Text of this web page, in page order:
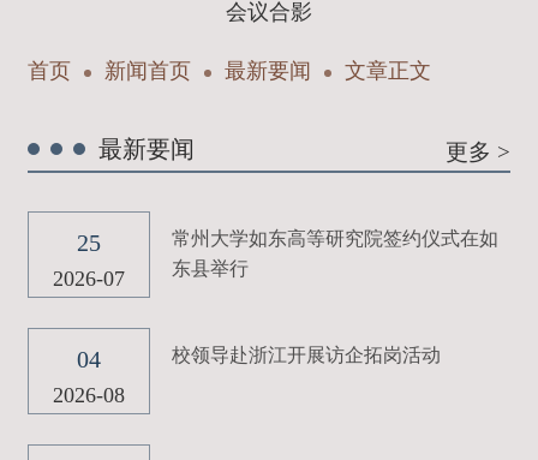
会议合影
首页 新闻首页 最新要闻 文章正文
最新要闻 更多 >
25
2026-07
常州大学如东高等研究院签约仪式在如
东县举行
04
2026-08
校领导赴浙江开展访企拓岗活动